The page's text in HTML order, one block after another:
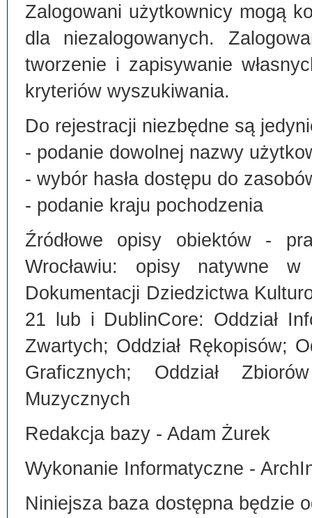
Zalogowani użytkownicy mogą
dla niezalogowanych.
tworzenie i zapisywanie
kryteriów wyszukiwania.
Do rejestracji niezbędne są
- podanie dowolnej nazwy
- wybór hasła dostępu do
- podanie kraju pochodzenia
Źródłowe opisy obiektów -
Wrocławiu: opisy natywne
Dokumentacji Dziedzictwa
21 lub i DublinCore: Oddział
Zwartych; Oddział Rękopisów;
Graficznych; Oddział
Muzycznych
Redakcja bazy - Adam Żurek
Wykonanie Informatyczne -
Niniejsza baza dostępna będzie